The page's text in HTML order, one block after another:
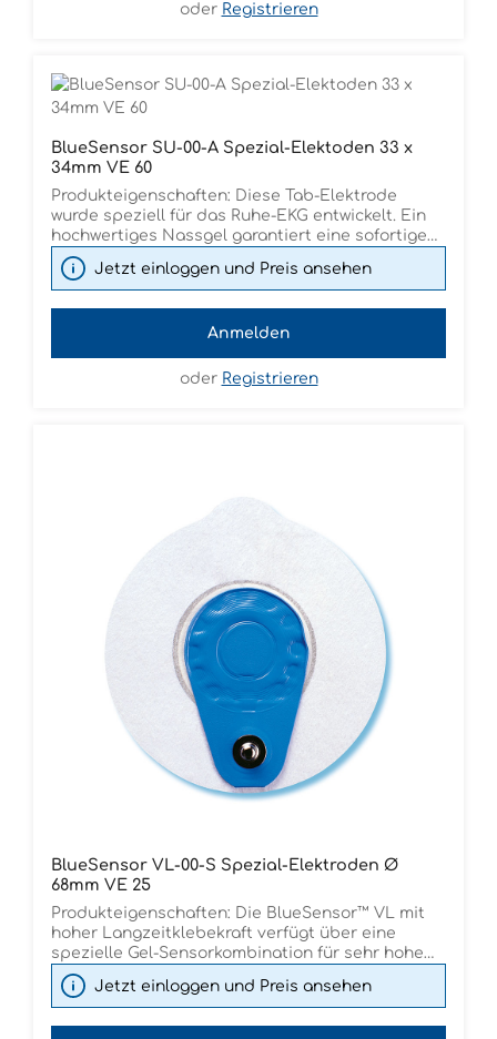
oder Registrieren
BlueSensor SU-00-A Spezial-Elektoden 33 x
34mm VE 60
Produkteigenschaften: Diese Tab-Elektrode
wurde speziell für das Ruhe-EKG entwickelt. Ein
hochwertiges Nassgel garantiert eine sofortige
Reduktion der Hautimpedanz. Eine
Hautvorbereitung entfällt weitestgehend. Der
hochwertige Ag-/AgCl-Sensor gewährleistet eine
speziellen Polymerträgers ist die BlueSensor™
SU flüssigkeitsabweisend. - Elektrodengröße (L x
B max. in mm): 49 x 33 mm - Hautkontaktfläche (L
Jetzt einloggen und Preis ansehen
Anmelden
oder Registrieren
BlueSensor VL-00-S Spezial-Elektroden Ø
68mm VE 25
Produkteigenschaften: Die BlueSensor™ VL mit
hoher Langzeitklebekraft verfügt über eine
spezielle Gel-Sensorkombination für sehr hohe
Leitfähigkeit. Die Kombination aus Sofort- und
Langzeitklebeflächen ermöglicht einen guten
Kontakt und stabile Signale über die gesamte
Jetzt einloggen und Preis ansehen